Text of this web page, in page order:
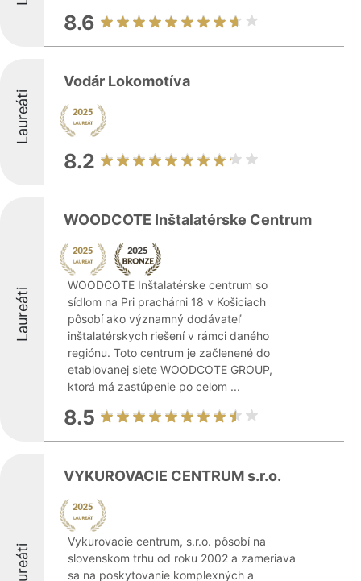
8.6
Laureáti
Vodár Lokomotíva
8.2
Laureáti
WOODCOTE Inštalatérske Centrum
WOODCOTE Inštalatérske centrum so
sídlom na Pri prachárni 18 v Košiciach
pôsobí ako významný dodávateľ
inštalatérskych riešení v rámci daného
regiónu. Toto centrum je začlenené do
etablovanej siete WOODCOTE GROUP,
ktorá má zastúpenie po celom ...
8.5
VYKUROVACIE CENTRUM s.r.o.
Vykurovacie centrum, s.r.o. pôsobí na
slovenskom trhu od roku 2002 a zameriava
sa na poskytovanie komplexných a